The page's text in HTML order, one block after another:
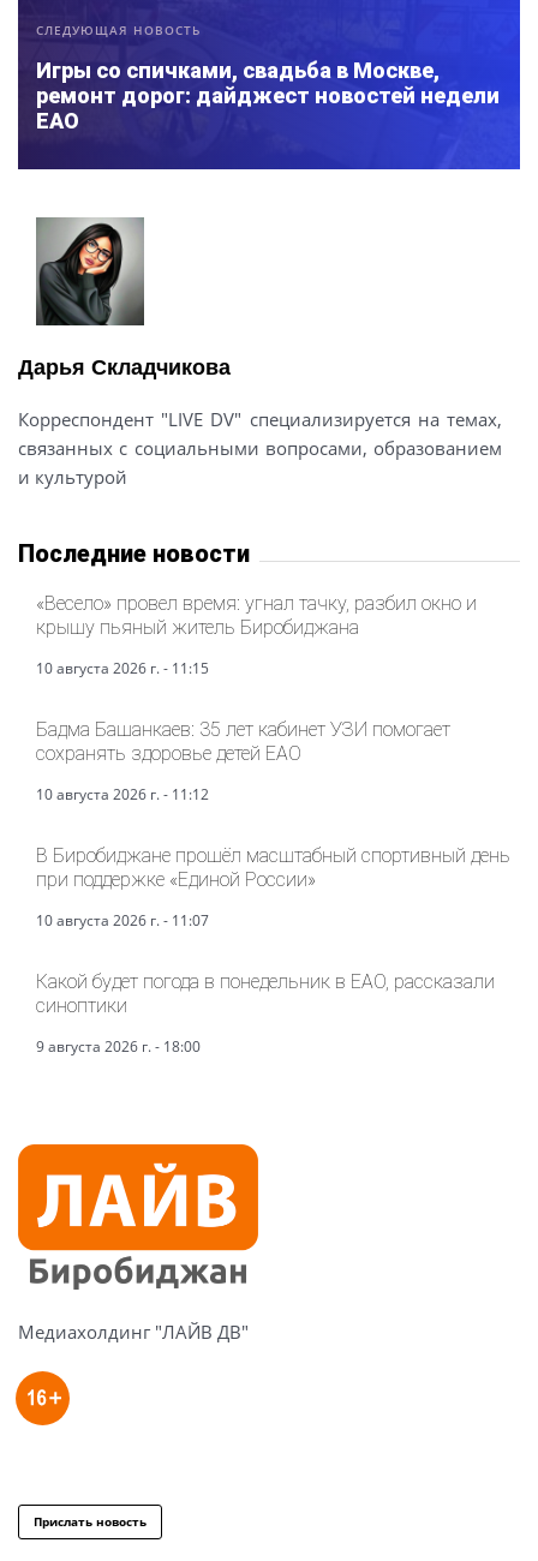
СЛЕДУЮЩАЯ НОВОСТЬ
Игры со спичками, свадьба в Москве,
ремонт дорог: дайджест новостей недели
ЕАО
Дарья Складчикова
Корреспондент "LIVE DV" специализируется на темах,
связанных с социальными вопросами, образованием
и культурой
Последние новости
«Весело» провел время: угнал тачку, разбил окно и
крышу пьяный житель Биробиджана
10 августа 2026 г. - 11:15
Бадма Башанкаев: 35 лет кабинет УЗИ помогает
сохранять здоровье детей ЕАО
10 августа 2026 г. - 11:12
В Биробиджане прошёл масштабный спортивный день
при поддержке «Единой России»
10 августа 2026 г. - 11:07
Какой будет погода в понедельник в ЕАО, рассказали
синоптики
9 августа 2026 г. - 18:00
Медиахолдинг "ЛАЙВ ДВ"
Прислать новость